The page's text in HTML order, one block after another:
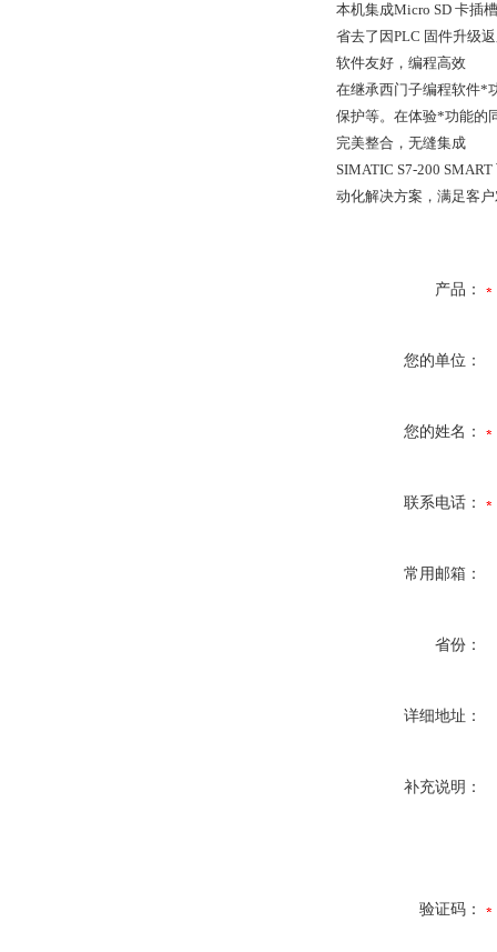
本机集成Micro SD 卡插
省去了因PLC 固件升级
软件友好，编程高效
在继承西门子编程软件*
保护等。在体验*功能的
完美整合，无缝集成
SIMATIC S7-200
动化解决方案，满足客
产品：
您的单位：
您的姓名：
联系电话：
常用邮箱：
省份：
详细地址：
补充说明：
验证码：